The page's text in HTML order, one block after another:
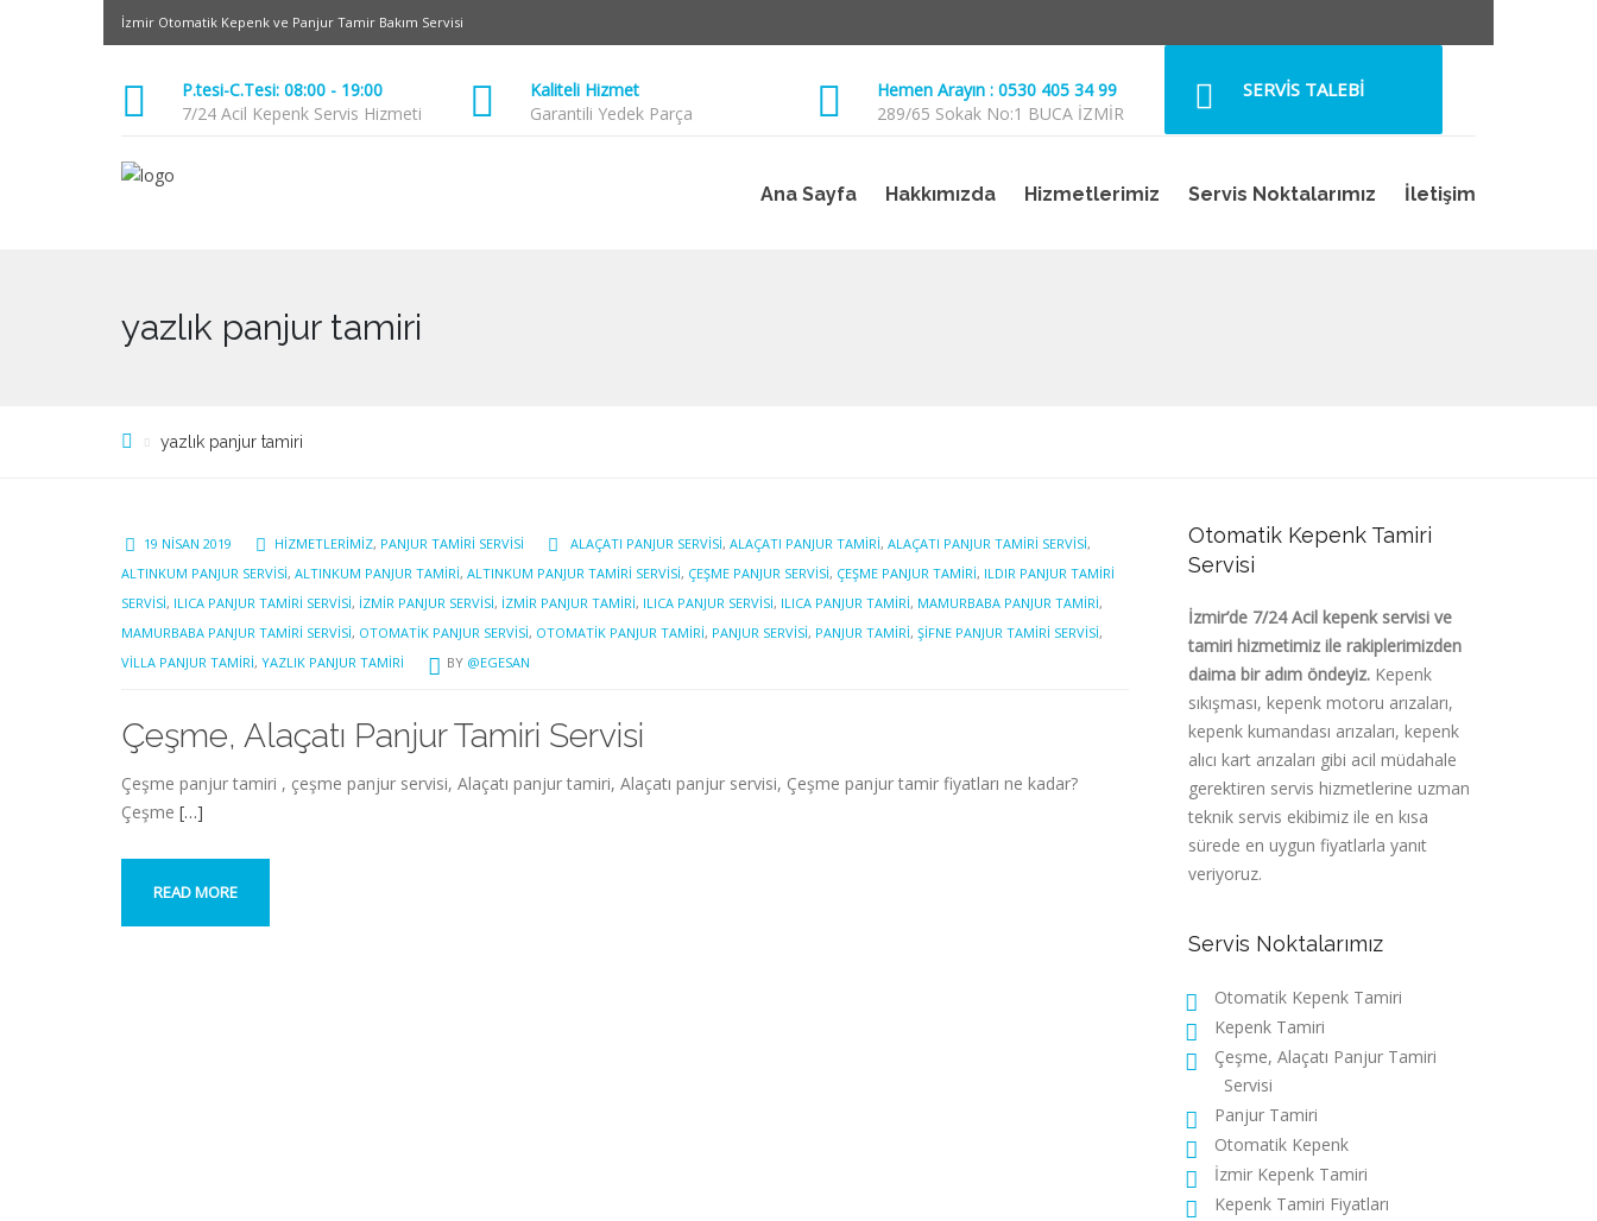
İzmir Otomatik Kepenk ve Panjur Tamir Bakım Servisi
P.tesi-C.Tesi: 08:00 - 19:00
7/24 Acil Kepenk Servis Hizmeti
Kaliteli Hizmet
Garantili Yedek Parça
Hemen Arayın : 0530 405 34 99
289/65 Sokak No:1 BUCA İZMİR
SERVİS TALEBİ
Ana Sayfa Hakkımızda Hizmetlerimiz Servis Noktalarımız İletişim
yazlık panjur tamiri
yazlık panjur tamiri
19 NISAN 2019 HIZMETLERIMIZ, PANJUR TAMIRI SERVISI ALAÇATI PANJUR SERVISI, ALAÇATI PANJUR TAMIRI, ALAÇATI PANJUR TAMIRI SERVISI,
ALTINKUM PANJUR SERVISI, ALTINKUM PANJUR TAMIRI, ALTINKUM PANJUR TAMIRI SERVISI, ÇEŞME PANJUR SERVISI, ÇEŞME PANJUR TAMIRI, ILDIR PANJUR TAMIRI
SERVISI, ILICA PANJUR TAMIRI SERVISI, IZMIR PANJUR SERVISI, IZMIR PANJUR TAMIRI, ILICA PANJUR SERVISI, ILICA PANJUR TAMIRI, MAMURBABA PANJUR TAMIRI,
MAMURBABA PANJUR TAMIRI SERVISI, OTOMATIK PANJUR SERVISI, OTOMATIK PANJUR TAMIRI, PANJUR SERVISI, PANJUR TAMIRI, ŞIFNE PANJUR TAMIRI SERVISI,
VILLA PANJUR TAMIRI, YAZLIK PANJUR TAMIRI BY @EGESAN
Çeşme, Alaçatı Panjur Tamiri Servisi
Çeşme panjur tamiri , çeşme panjur servisi, Alaçatı panjur tamiri, Alaçatı panjur servisi, Çeşme panjur tamir fiyatları ne kadar?
Çeşme […]
READ MORE
Otomatik Kepenk Tamiri
Servisi
İzmir’de 7/24 Acil kepenk servisi ve
tamiri hizmetimiz ile rakiplerimizden
daima bir adım öndeyiz.Kepenk
sıkışması, kepenk motoru arızaları,
kepenk kumandası arızaları, kepenk
alıcı kart arızaları gibi acil müdahale
gerektiren servis hizmetlerine uzman
teknik servis ekibimiz ile en kısa
sürede en uygun fiyatlarla yanıt
veriyoruz.
Servis Noktalarımız
Otomatik Kepenk Tamiri
Kepenk Tamiri
Çeşme, Alaçatı Panjur Tamiri
Servisi
Panjur Tamiri
Otomatik Kepenk
İzmir Kepenk Tamiri
Kepenk Tamiri Fiyatları